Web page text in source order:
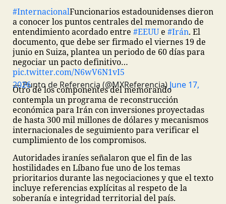
#InternacionalFuncionarios estadounidenses dieron
a conocer los puntos centrales del memorando de
entendimiento acordado entre #EEUUe #Irán. El
documento, que debe ser firmado el viernes 19 de
junio en Suiza, plantea un periodo de 60 días para
negociar un pacto definitivo…
pic.twitter.com/N6wV6N1vI5
— Punto de Referencia (@MXReferencia)
June 17, 2026
Otro de los componentes del memorando
contempla un programa de reconstrucción
económica para Irán con inversiones proyectadas
de hasta 300 mil millones de dólares y mecanismos
internacionales de seguimiento para verificar el
cumplimiento de los compromisos.
Autoridades iraníes señalaron que el fin de las
hostilidades en Líbano fue uno de los temas
prioritarios durante las negociaciones y que el texto
incluye referencias explícitas al respeto de la
soberanía e integridad territorial del país.